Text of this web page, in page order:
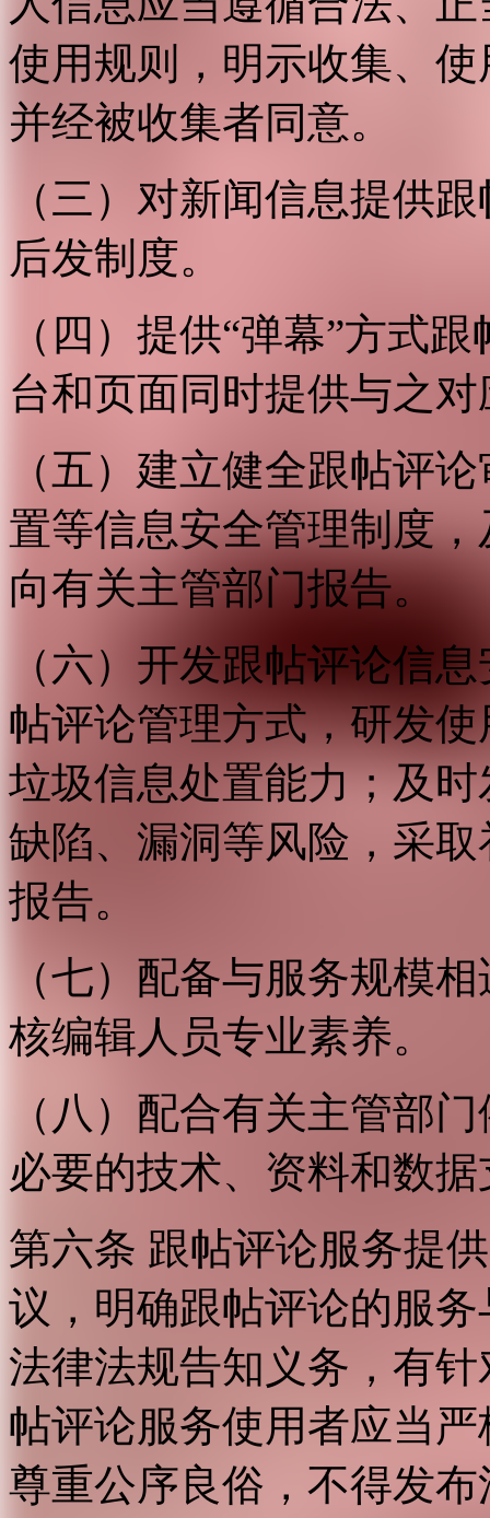
使用规则，明示收集、
并经被收集者同意。
（三）对新闻信息提供
后发制度。
（四）提供“弹幕”方式
台和页面同时提供与之
（五）建立健全跟帖评
置等信息安全管理制度
向有关主管部门报告。
（六）开发跟帖评论信
帖评论管理方式，研发
垃圾信息处置能力；及
缺陷、漏洞等风险，采
报告。
（七）配备与服务规模
核编辑人员专业素养。
（八）配合有关主管部
必要的技术、资料和数
第六条 跟帖评论服务提
议，明确跟帖评论的服
法律法规告知义务，有
帖评论服务使用者应当
尊重公序良俗，不得发